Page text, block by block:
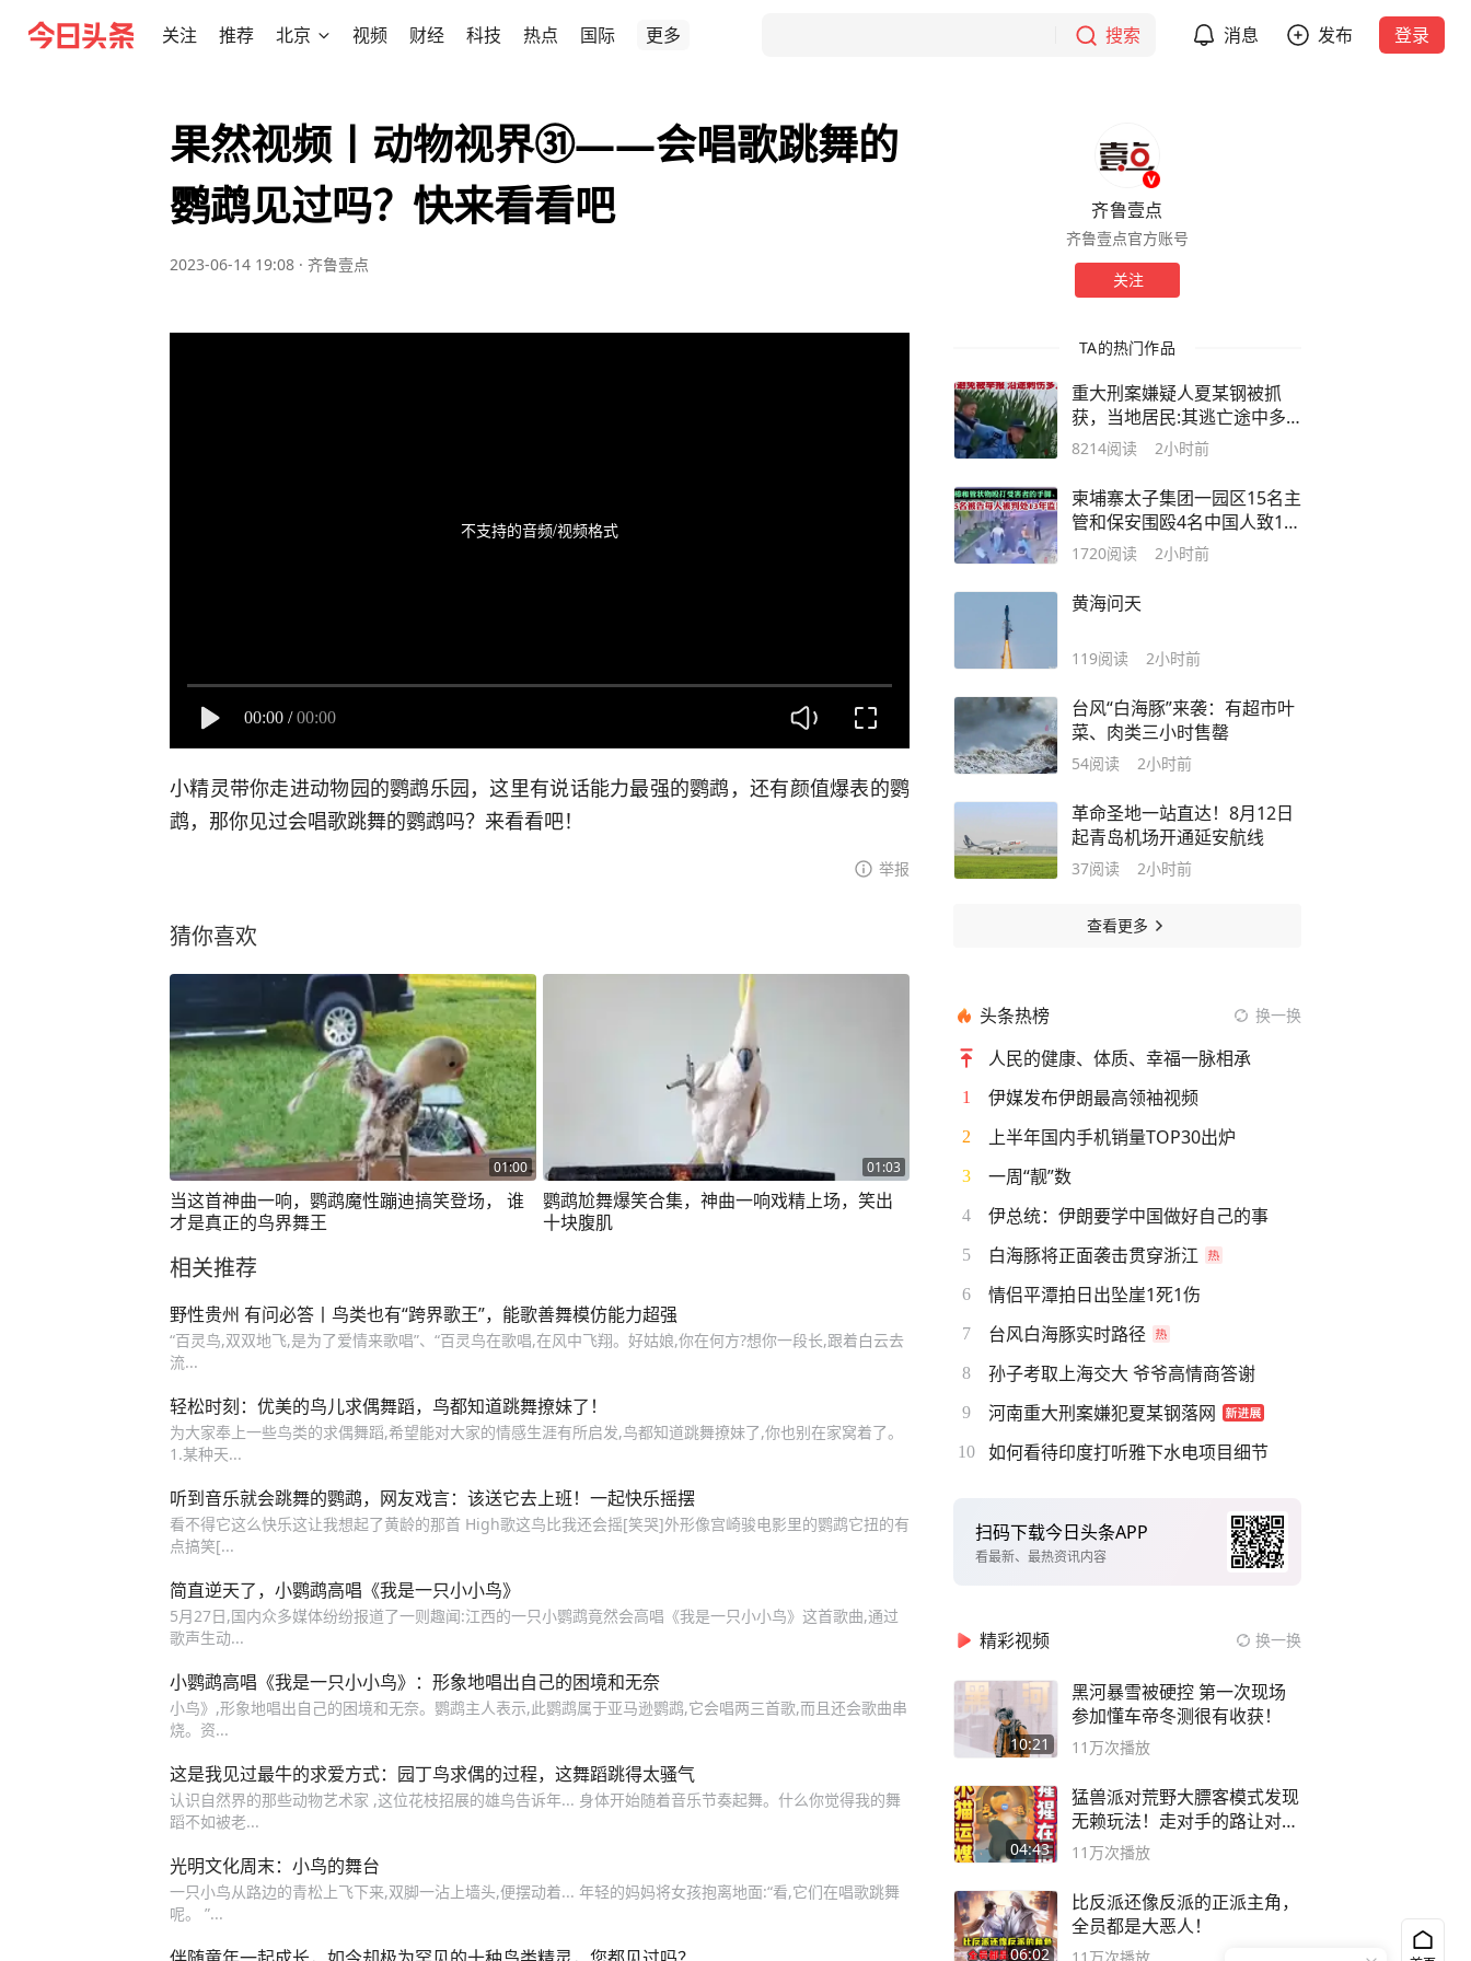
关注 推荐 北京 视频 财经 科技 热点 国际 更多 搜索 消息 发布 登录
果然视频丨动物视界㉛——会唱歌跳舞的
鹦鹉见过吗？快来看看吧
2023-06-14 19:08 · 齐鲁壹点
不支持的音频/视频格式
00:00 / 00:00
小精灵带你走进动物园的鹦鹉乐园，这里有说话能力最强的鹦鹉，还有颜值爆表的鹦
鹉，那你见过会唱歌跳舞的鹦鹉吗？来看看吧！
举报
猜你喜欢
01:00
当这首神曲一响，鹦鹉魔性蹦迪搞笑登场， 谁
才是真正的鸟界舞王
01:03
鹦鹉尬舞爆笑合集，神曲一响戏精上场，笑出
十块腹肌
相关推荐
野性贵州 有问必答丨鸟类也有“跨界歌王”，能歌善舞模仿能力超强
“百灵鸟,双双地飞,是为了爱情来歌唱”、“百灵鸟在歌唱,在风中飞翔。好姑娘,你在何方?想你一段长,跟着白云去
流...
轻松时刻：优美的鸟儿求偶舞蹈，鸟都知道跳舞撩妹了！
为大家奉上一些鸟类的求偶舞蹈,希望能对大家的情感生涯有所启发,鸟都知道跳舞撩妹了,你也别在家窝着了。
1.某种天...
听到音乐就会跳舞的鹦鹉，网友戏言：该送它去上班！一起快乐摇摆
看不得它这么快乐这让我想起了黄龄的那首 High歌这鸟比我还会摇[笑哭]外形像宫崎骏电影里的鹦鹉它扭的有
点搞笑[...
简直逆天了，小鹦鹉高唱《我是一只小小鸟》
5月27日,国内众多媒体纷纷报道了一则趣闻:江西的一只小鹦鹉竟然会高唱《我是一只小小鸟》这首歌曲,通过
歌声生动...
小鹦鹉高唱《我是一只小小鸟》：形象地唱出自己的困境和无奈
小鸟》,形象地唱出自己的困境和无奈。鹦鹉主人表示,此鹦鹉属于亚马逊鹦鹉,它会唱两三首歌,而且还会歌曲串
烧。资...
这是我见过最牛的求爱方式：园丁鸟求偶的过程，这舞蹈跳得太骚气
认识自然界的那些动物艺术家 ,这位花枝招展的雄鸟告诉年... 身体开始随着音乐节奏起舞。什么你觉得我的舞
蹈不如被老...
光明文化周末：小鸟的舞台
一只小鸟从路边的青松上飞下来,双脚一沾上墙头,便摆动着... 年轻的妈妈将女孩抱离地面:“看,它们在唱歌跳舞
呢。 ”...
齐鲁壹点
齐鲁壹点官方账号
关注
TA的热门作品
重大刑案嫌疑人夏某钢被抓
获，当地居民:其逃亡途中多
次潜入村民家中偷食物被发现
8214阅读 2小时前
柬埔寨太子集团一园区15名主
管和保安围殴4名中国人致1死
3重伤，各获刑13年
1720阅读 2小时前
黄海问天
119阅读 2小时前
台风“白海豚”来袭：有超市叶
菜、肉类三小时售罄
54阅读 2小时前
革命圣地一站直达！8月12日
起青岛机场开通延安航线
37阅读 2小时前
查看更多
头条热榜 换一换
人民的健康、体质、幸福一脉相承
1 伊媒发布伊朗最高领袖视频
2 上半年国内手机销量TOP30出炉
3 一周“靓”数
4 伊总统：伊朗要学中国做好自己的事
5 白海豚将正面袭击贯穿浙江
6 情侣平潭拍日出坠崖1死1伤
7 台风白海豚实时路径
8 孙子考取上海交大 爷爷高情商答谢
9 河南重大刑案嫌犯夏某钢落网
10 如何看待印度打听雅下水电项目细节
扫码下载今日头条APP
看最新、最热资讯内容
精彩视频 换一换
10:21
黑河暴雪被硬控 第一次现场
参加懂车帝冬测很有收获！
11万次播放
04:43
猛兽派对荒野大膘客模式发现
无赖玩法！走对手的路让对手
无路可走
11万次播放
06:02
比反派还像反派的正派主角，
全员都是大恶人！